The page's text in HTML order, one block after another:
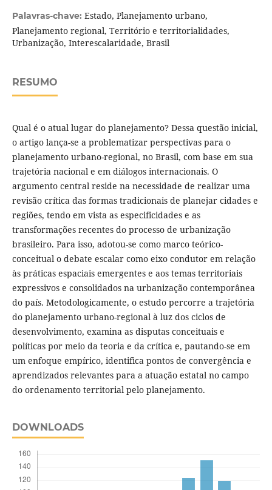
Palavras-chave: Estado, Planejamento urbano,
Planejamento regional, Território e territorialidades,
Urbanização, Interescalaridade, Brasil
RESUMO
Qual é o atual lugar do planejamento? Dessa questão inicial,
o artigo lança-se a problematizar perspectivas para o
planejamento urbano-regional, no Brasil, com base em sua
trajetória nacional e em diálogos internacionais. O
argumento central reside na necessidade de realizar uma
revisão crítica das formas tradicionais de planejar cidades e
regiões, tendo em vista as especificidades e as
transformações recentes do processo de urbanização
brasileiro. Para isso, adotou-se como marco teórico-
conceitual o debate escalar como eixo condutor em relação
às práticas espaciais emergentes e aos temas territoriais
expressivos e consolidados na urbanização contemporânea
do país. Metodologicamente, o estudo percorre a trajetória
do planejamento urbano-regional à luz dos ciclos de
desenvolvimento, examina as disputas conceituais e
políticas por meio da teoria e da crítica e, pautando-se em
um enfoque empírico, identifica pontos de convergência e
aprendizados relevantes para a atuação estatal no campo
do ordenamento territorial pelo planejamento.
DOWNLOADS